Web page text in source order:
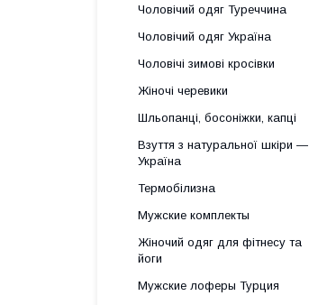
Чоловічий одяг Туреччина
Чоловічий одяг Україна
Чоловічі зимові кросівки
Жіночі черевики
Шльопанці, босоніжки, капці
Взуття з натуральної шкіри —
Україна
Термобілизна
Мужские комплекты
Жіночий одяг для фітнесу та
йоги
Мужские лоферы Турция